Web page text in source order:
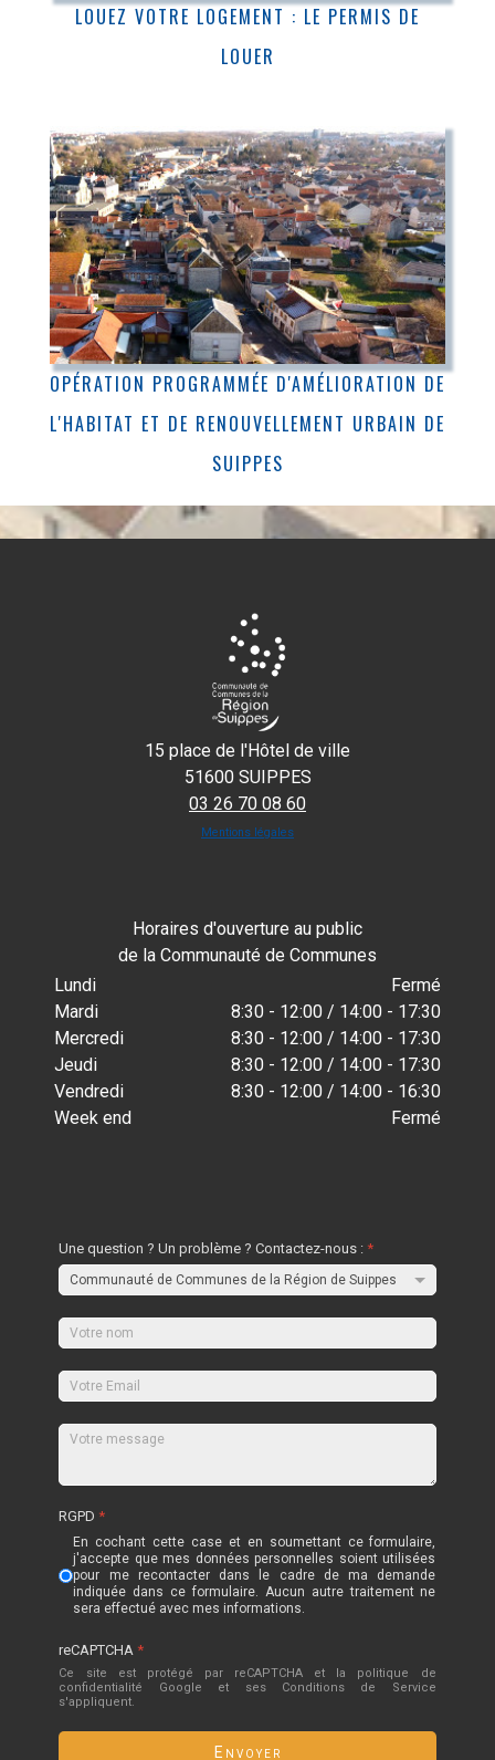
LOUEZ VOTRE LOGEMENT : LE PERMIS DE
LOUER
OPÉRATION PROGRAMMÉE D'AMÉLIORATION DE
L'HABITAT ET DE RENOUVELLEMENT URBAIN DE
SUIPPES
15 place de l'Hôtel de ville
51600 SUIPPES
03 26 70 08 60
Mentions légales
Horaires d'ouverture au public
de la Communauté de Communes
Lundi
Fermé
Mardi
8:30 - 12:00 / 14:00 - 17:30
Mercredi
8:30 - 12:00 / 14:00 - 17:30
Jeudi
8:30 - 12:00 / 14:00 - 17:30
Vendredi
8:30 - 12:00 / 14:00 - 16:30
Week end
Fermé
Une question ? Un problème ? Contactez-nous :*
RGPD*
En cochant cette case et en soumettant ce formulaire,
j'accepte que mes données personnelles soient utilisées
pour me recontacter dans le cadre de ma demande
indiquée dans ce formulaire. Aucun autre traitement ne
sera effectué avec mes informations.
reCAPTCHA*
Ce site est protégé par reCAPTCHA et la politique de
confidentialité Google et
ses Conditions de Service
s'appliquent.
Envoyer